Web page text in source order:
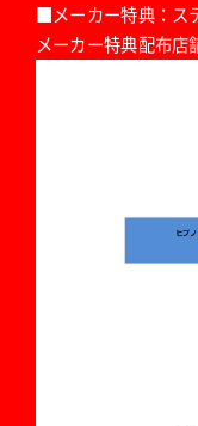
■メーカー特典：ス
メーカー特典配布店